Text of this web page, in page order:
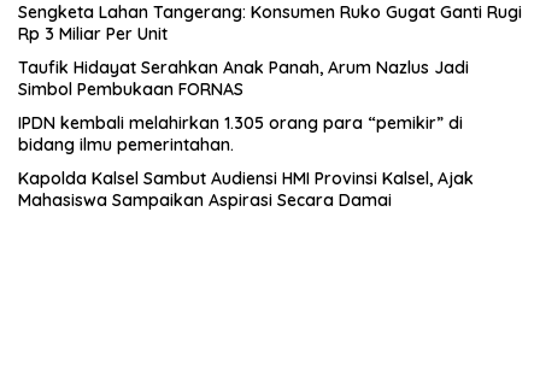
Sengketa Lahan Tangerang: Konsumen Ruko Gugat Ganti Rugi
Rp 3 Miliar Per Unit
Taufik Hidayat Serahkan Anak Panah, Arum Nazlus Jadi
Simbol Pembukaan FORNAS
IPDN kembali melahirkan 1.305 orang para “pemikir” di
bidang ilmu pemerintahan.
Kapolda Kalsel Sambut Audiensi HMI Provinsi Kalsel, Ajak
Mahasiswa Sampaikan Aspirasi Secara Damai